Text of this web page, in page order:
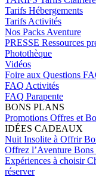
Tarifs Hébergements
Tarifs Activités
Nos Packs Aventure
PRESSE Ressources
Photothèque
Vidéos
Foire aux Questions
FAQ Activités
FAQ Parapente
BONS PLANS
Promotions Offres et
IDÉES CADEAUX
Nuit Insolite à Offrir
Offrez l’Aventure Bons
Expériences à choisir
réserver